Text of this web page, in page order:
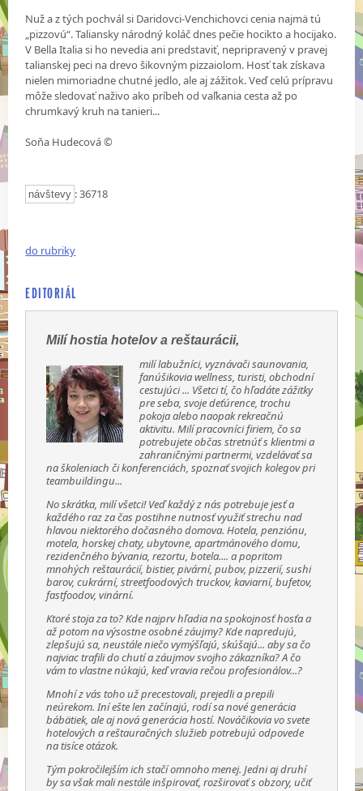
Nuž a z tých pochvál si Daridovci-Venchichovci cenia najmä tú
„pizzovú“. Taliansky národný koláč dnes pečie hocikto a hocijako.
V Bella Italia si ho nevedia ani predstaviť, nepripravený v pravej
talianskej peci na drevo šikovným pizzaiolom. Hosť tak získava
nielen mimoriadne chutné jedlo, ale aj zážitok. Veď celú prípravu
môže sledovať naživo ako príbeh od vaľkania cesta až po
chrumkavý kruh na tanieri...
Soňa Hudecová ©
návštevy : 36718
do rubriky
EDITORIÁL
Milí hostia hotelov a reštaurácii,
milí labužníci, vyznávači saunovania,
fanúšikovia wellness, turisti, obchodní
cestujúci ... Všetci tí, čo hľadáte zážitky
pre seba, svoje deťúrence, trochu
pokoja alebo naopak rekreačnú
aktivitu. Milí pracovníci firiem, čo sa
potrebujete občas stretnúť s klientmi a
zahraničnými partnermi, vzdelávať sa
na školeniach či konferenciách, spoznať svojich kolegov pri
teambuildingu...
No skrátka, milí všetci! Veď každý z nás potrebuje jesť a
každého raz za čas postihne nutnosť využiť strechu nad
hlavou niektorého dočasného domova. Hotela, penziónu,
motela, horskej chaty, ubytovne, apartmánového domu,
rezidenčného bývania, rezortu, botela.... a popritom
mnohých reštaurácií, bistier, pivární, pubov, pizzerií, sushi
barov, cukrární, streetfoodových truckov, kaviarní, bufetov,
fastfoodov, vinární.
Ktoré stoja za to? Kde najprv hľadia na spokojnosť hosťa a
až potom na výsostne osobné záujmy? Kde napredujú,
zlepšujú sa, neustále niečo vymýšľajú, skúšajú... aby sa čo
najviac trafili do chutí a záujmov svojho zákazníka? A čo
vám to vlastne núkajú, keď vravia rečou profesionálov...?
Mnohí z vás toho už precestovali, prejedli a prepili
neúrekom. Iní ešte len začínajú, rodí sa nové generácia
bábätiek, ale aj nová generácia hostí. Nováčikovia vo svete
hotelových a reštauračných služieb potrebujú odpovede
na tisíce otázok.
Tým pokročilejším ich stačí omnoho menej. Jedni aj druhí
by sa však mali nestále inšpirovať, rozširovať s obzory, učiť